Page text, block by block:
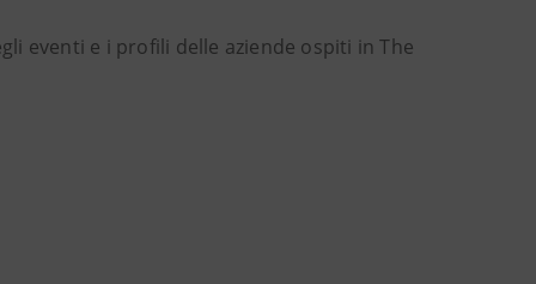
eventi e i profili delle aziende ospiti in The